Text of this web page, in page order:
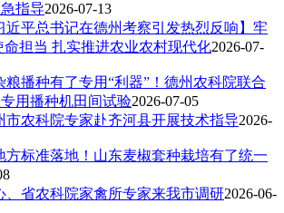
指导2026-07-13
近平总书记在德州考察引发热烈反响】牢
担当 扎实推进农业农村现代化2026-07-
粮播种有了专用“利器”！德州农科院联合
用播种机田间试验2026-07-05
市农科院专家赴齐河县开展技术指导2026-
方标准落地！山东麦椒套种栽培有了统一
、省农科院家禽所专家来我市调研2026-06-